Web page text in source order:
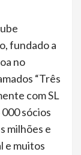
fundado a
no
“Três
com SL
sócios
milhões e
e muitos